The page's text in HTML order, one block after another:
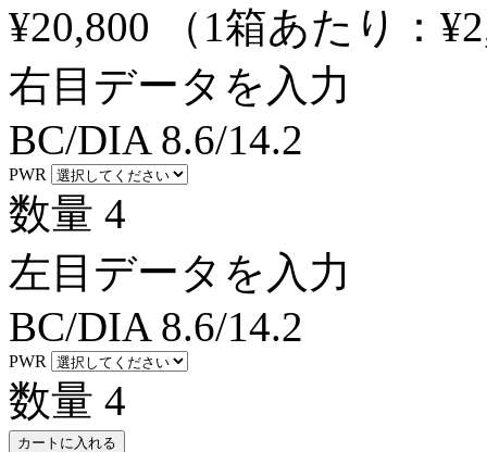
¥20,800 （1箱あたり：
右目データを入力
BC/DIA 8.6/14.2
PWR
数量 4
左目データを入力
BC/DIA 8.6/14.2
PWR
数量 4
カートに入れる